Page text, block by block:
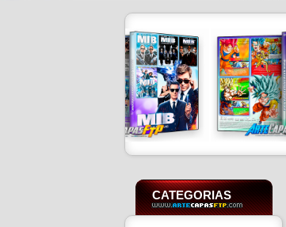
CATEGORIAS